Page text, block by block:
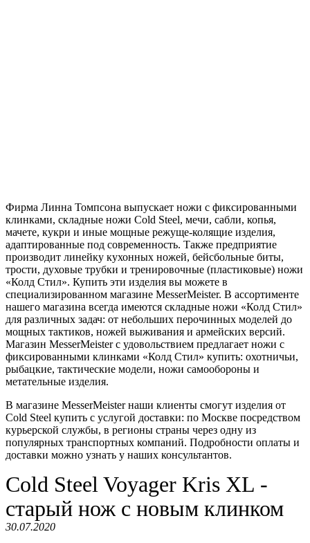
Фирма Линна Томпсона выпускает ножи с фиксированными
клинками, складные ножи Cold Steel, мечи, сабли, копья,
мачете, кукри и иные мощные режуще-колящие изделия,
адаптированные под современность. Также предприятие
производит линейку кухонных ножей, бейсбольные биты,
трости, духовые трубки и тренировочные (пластиковые) ножи
«Колд Стил». Купить эти изделия вы можете в
специализированном магазине MesserMeister. В ассортименте
нашего магазина всегда имеются складные ножи «Колд Стил»
для различных задач: от небольших перочинных моделей до
мощных тактиков, ножей выживания и армейских версий.
Магазин MesserMeister с удовольствием предлагает ножи с
фиксированными клинками «Колд Стил» купить: охотничьи,
рыбацкие, тактические модели, ножи самообороны и
метательные изделия.
В магазине MesserMeister наши клиенты смогут изделия от
Cold Steel купить с услугой доставки: по Москве посредством
курьерской службы, в регионы страны через одну из
популярных транспортных компаний. Подробности оплаты и
доставки можно узнать у наших консультантов.
Cold Steel Voyager Kris XL -
старый нож с новым клинком
30.07.2020